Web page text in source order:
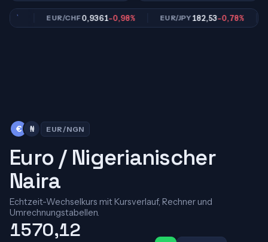
EUR/CHF0,9361-0,98% EUR/JPY182,53-0,78%
€ ₦ EUR/NGN
Euro / Nigerianischer
Naira
Echtzeit-Wechselkurs mit Kursverlauf, Rechner und
Umrechnungstabellen.
1570,12